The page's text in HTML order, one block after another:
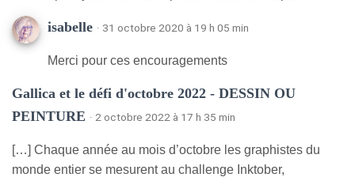
isabelle · 31 octobre 2020 à 19 h 05 min
Merci pour ces encouragements
Gallica et le défi d'octobre 2022 - DESSIN OU
PEINTURE · 2 octobre 2022 à 17 h 35 min
[…] Chaque année au mois d’octobre les graphistes du
monde entier se mesurent au challenge Inktober,